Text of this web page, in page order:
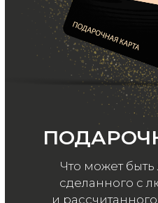
Все права защищены.
Политика
конфиденциальности